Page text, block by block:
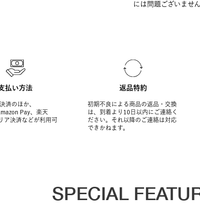
には問題ございませ
払い方法
済のほか、
Pay、楽天
ア決済などが利用可
返品特約
初期不良による商品の返品・交換
は、到着より10日以内にご連絡く
ださい。それ以降のご連絡は対応
できかねます。
SPECIAL